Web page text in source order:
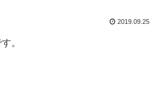
2019.09.25
。